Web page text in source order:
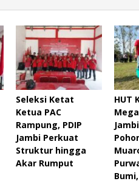
Seleksi Ketat
Ketua PAC
Rampung, PDIP
Jambi Perkuat
Struktur hingga
Akar Rumput
HUT